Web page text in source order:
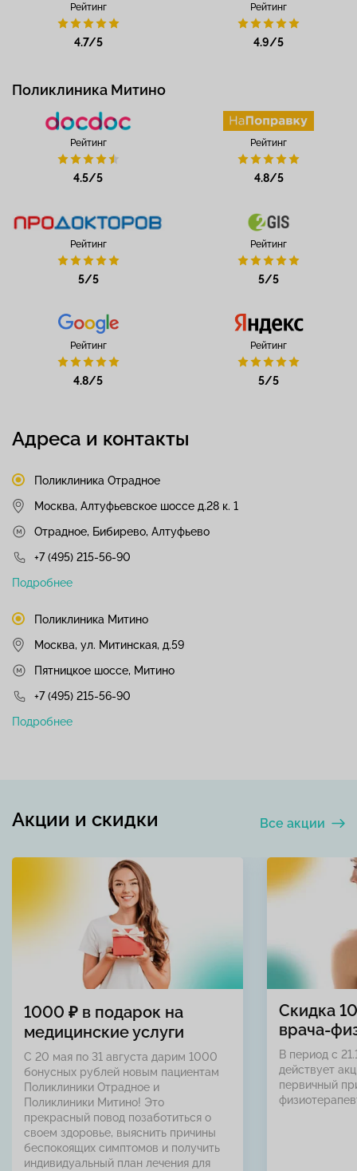
Рейтинг
4.7/5
Рейтинг
4.9/5
Поликлиника Митино
Рейтинг
4.5/5
Рейтинг
4.8/5
Рейтинг
5/5
Рейтинг
5/5
Рейтинг
4.8/5
Рейтинг
5/5
Адреса и контакты
Поликлиника Отрадное
Москва, Алтуфьевское шоссе д.28 к. 1
Отрадное, Бибирево, Алтуфьево
+7 (495) 215-56-90
Подробнее
Поликлиника Митино
Москва, ул. Митинская, д.59
Пятницкое шоссе, Митино
+7 (495) 215-56-90
Подробнее
Все акции
Акции и скидки
1000 ₽ в подарок на
медицинские услуги
С 20 мая по 31 августа дарим 1000
бонусных рублей новым пациентам
Поликлиники Отрадное и
Поликлиники Митино! Это
прекрасный повод позаботиться о
своем здоровье, выяснить причины
беспокоящих симптомов и получить
индивидуальный план лечения для
Скидка
врача-
В период с
действует
первичный